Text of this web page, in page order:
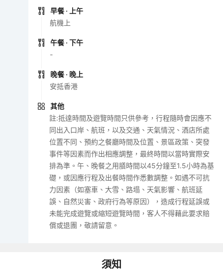
早餐 · 上午
航機上
午餐 · 下午
-
晚餐 · 晚上
安抵香港
其他
註:抵達時間及遊覽時間只供參考，行程隨時會因應不
同出入口岸、航班，以及交通、天氣情況、酒店所處
位置不同、預約之餐廳時間及位置、景區政策、突發
事件等因素而作出相應調整，最終時間以當時實際安
排為準。午、晚餐之用膳時間以45分鐘至1.5小時為基
礎，或因應行程及出餐時間作悉數調整。如遇不可抗
力因素（如塞車、大雪、路塌、天氣影響、航班延
誤、自然災害、政府行為等原因），造成行程延誤或
未能完成遊覽或縮短遊覽時間，客人不得藉此要求賠
償或退團，敬請留意。
須知